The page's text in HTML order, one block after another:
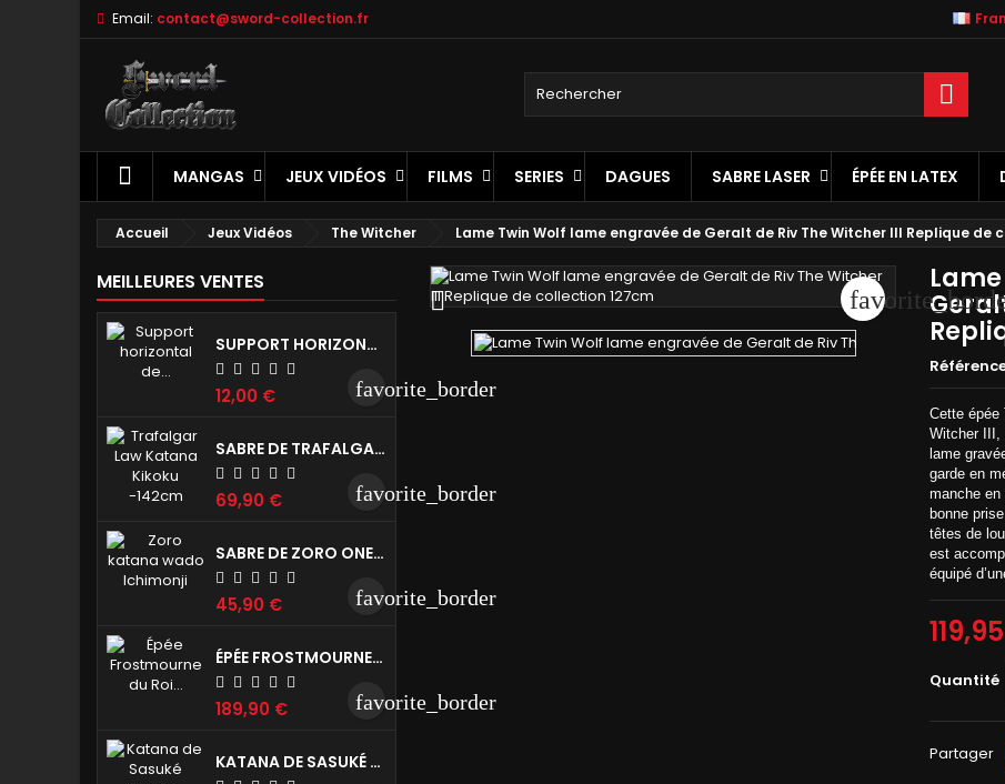
Email: contact@sword-collection.fr

MANGAS JEUX VIDÉOS FILMS SERIES DAGUES SABRE LASER ÉPÉE EN LATEX
Accueil Jeux Vidéos The Witcher Lame Twin Wolf lame engravée de Geralt de Riv The Witcher III Replique de
MEILLEURES VENTES
SUPPORT HORIZONTAL DE KATANA - 1 NIVEAU
12,00 € favorite_border
SABRE DE TRAFALGAR LAW ONE PIECE - KIKOKU RÉPLIQUE DE COLLECTION 142 CM
69,90 € favorite_border
SABRE DE ZORO ONE PIECE - WADO ICHIMONJI RÉPLIQUE DE COLLECTION 104CM
45,90 € favorite_border
ÉPÉE FROSTMOURNE DU ROI LICHE WORLD OF WARCRAFT RÉPLIQUE DE COLLECTION 107CM
189,90 € favorite_border
KATANA DE SASUKÉ UCHIWA NOIR NARUTO - KUSANAGI REPLIQUE DE COLLECTION 102CM
 
Cette épée
Witcher III,
lame
garde en
manche en
bonne
têtes de
est
équipé
Quantité
Partager
Ajouter à ma liste d'envies
add_circle_outline
Créer une nouvelle liste
Créer une liste d'envies
Annuler Créer une liste d'envies
Connexion
Vous devez être connecté pour ajouter des produits à votre liste